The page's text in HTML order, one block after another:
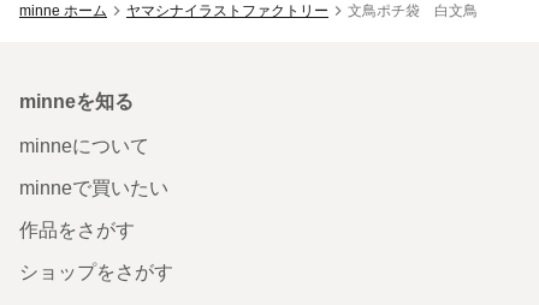
minne ホーム
ヤマシナイラストファクトリー 文鳥ポチ袋 白文鳥
minneを知る
minneについて
minneで買いたい
作品をさがす
ショップをさがす